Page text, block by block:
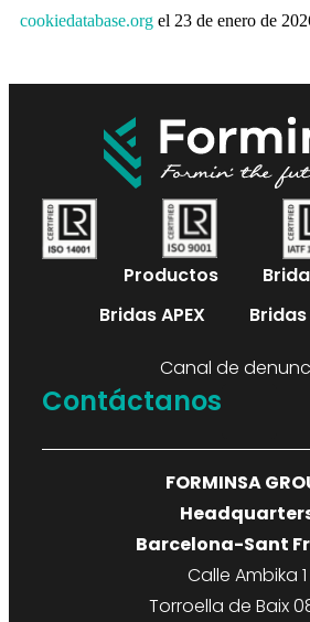
cookiedatabase.org el 23 de enero de
Productos
Bridas APEX
Bridas
Canal de
Contáctanos
FORMINSA
Barcelona-Sant
Calle Ambika 1
Torroella de Baix